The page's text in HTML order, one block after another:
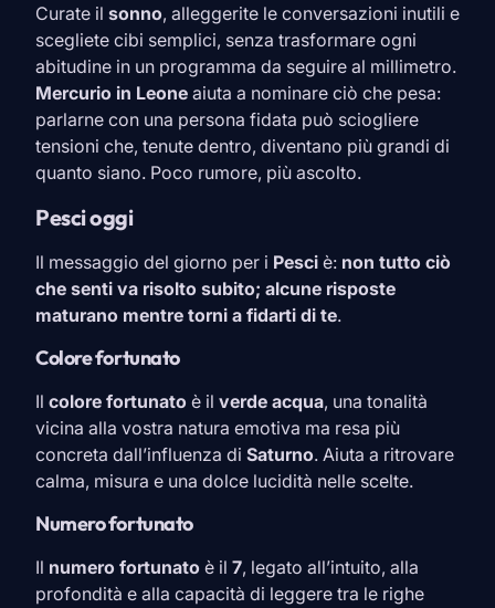
Curate il sonno, alleggerite le conversazioni inutili e
scegliete cibi semplici, senza trasformare ogni
abitudine in un programma da seguire al millimetro.
Mercurio in Leone aiuta a nominare ciò che pesa:
parlarne con una persona fidata può sciogliere
tensioni che, tenute dentro, diventano più grandi di
quanto siano. Poco rumore, più ascolto.
Pesci oggi
Il messaggio del giorno per i Pesci è: non tutto ciò
che senti va risolto subito; alcune risposte
maturano mentre torni a fidarti di te.
Colore fortunato
Il colore fortunato è il verde acqua, una tonalità
vicina alla vostra natura emotiva ma resa più
concreta dall’influenza di Saturno. Aiuta a ritrovare
calma, misura e una dolce lucidità nelle scelte.
Numero fortunato
Il numero fortunato è il 7, legato all’intuito, alla
profondità e alla capacità di leggere tra le righe